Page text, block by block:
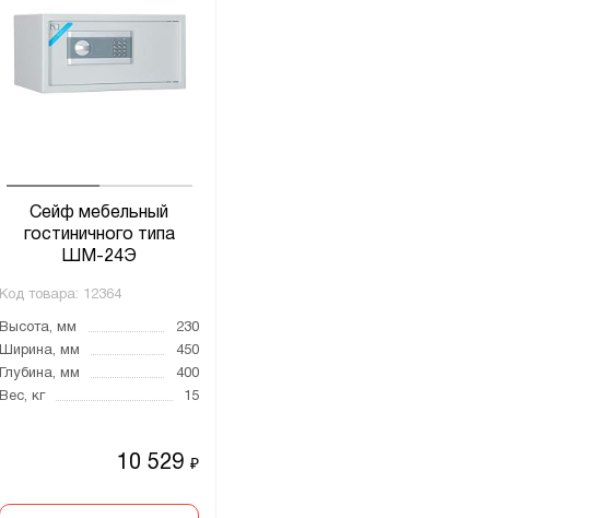
Сейф мебельный
гостиничного типа
ШМ-24Э
Код товара: 12364
Высота, мм
230
Ширина, мм
450
Глубина, мм
400
Вес, кг
15
10 529 ₽